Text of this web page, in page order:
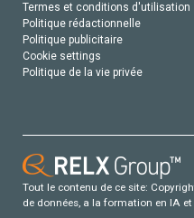
Termes et conditions d'utilisation
Politique rédactionnelle
Politique publicitaire
Cookie settings
Politique de la vie privée
Tout le contenu de ce site:
de données, a la formation en IA